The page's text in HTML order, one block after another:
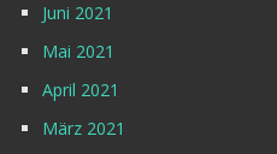
Juni 2021
Mai 2021
April 2021
März 2021